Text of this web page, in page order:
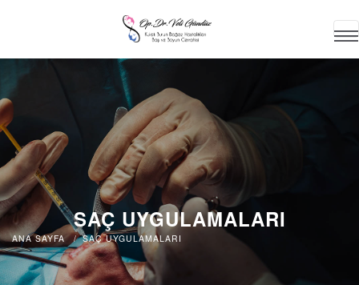
SAÇ UYGULAMALARI
ANA SAYFA SAÇ UYGULAMALARI